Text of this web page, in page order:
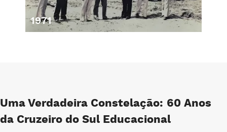
Uma Verdadeira Constelação: 60 Anos
da Cruzeiro do Sul Educacional